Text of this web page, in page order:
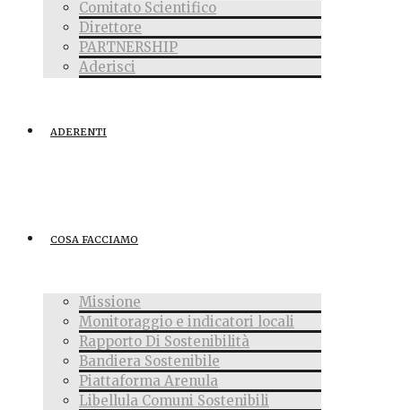
Comitato Scientifico
Direttore
PARTNERSHIP
Aderisci
ADERENTI
COSA FACCIAMO
Missione
Monitoraggio e indicatori locali
Rapporto Di Sostenibilità
Bandiera Sostenibile
Piattaforma Arenula
Libellula Comuni Sostenibili